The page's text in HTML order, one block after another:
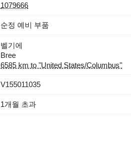
1079666
순정 예비 부품
벨기에
Bree
6585 km to "United States/Columbus"
V155011035
1개월 초과